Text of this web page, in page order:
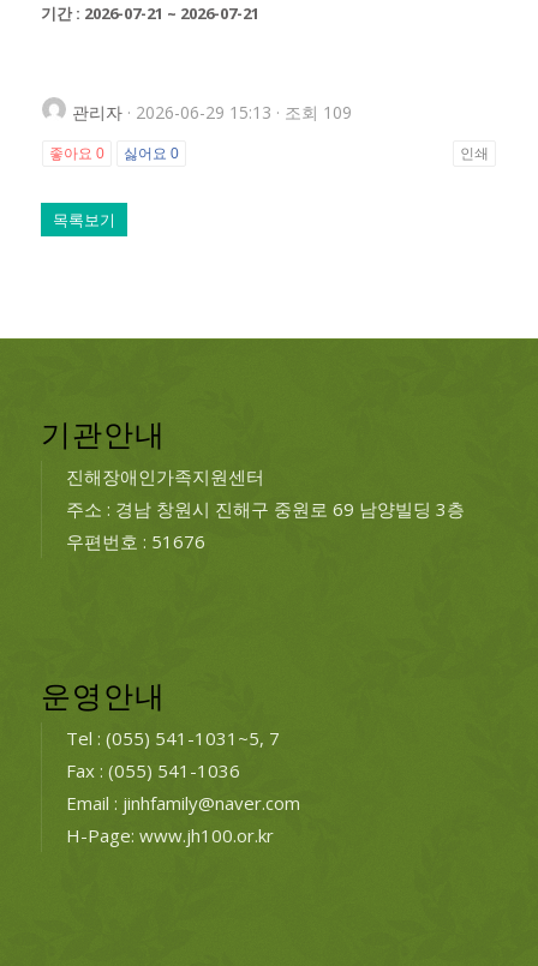
기간 : 2026-07-21 ~ 2026-07-21
관리자 · 2026-06-29 15:13 · 조회 109
좋아요 0 싫어요 0 인쇄
목록보기
기관안내
진해장애인가족지원센터
주소 : 경남 창원시 진해구 중원로 69 남양빌딩 3층
우편번호 : 51676
운영안내
Tel : (055) 541-1031~5, 7
Fax : (055) 541-1036
Email : jinhfamily@naver.com
H-Page: www.jh100.or.kr